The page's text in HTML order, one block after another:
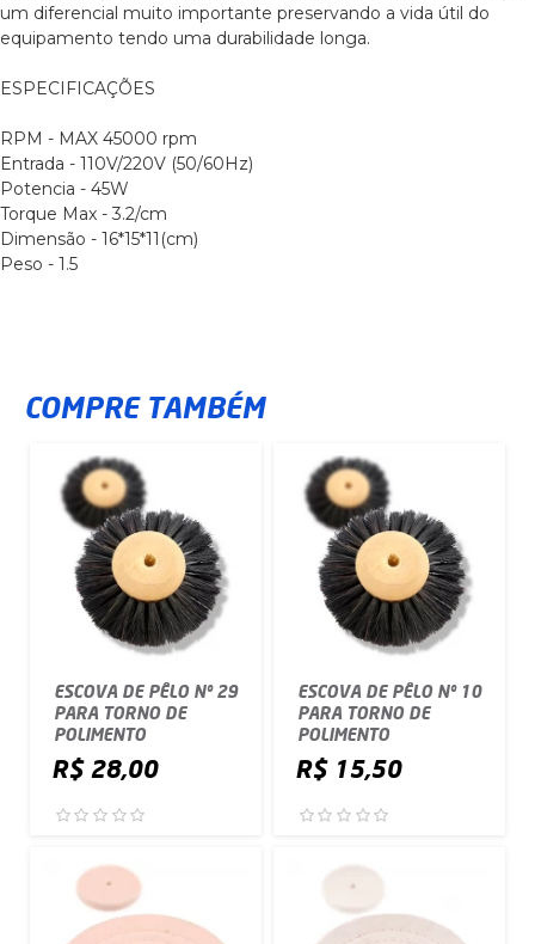
um diferencial muito importante preservando a vida útil do
equipamento tendo uma durabilidade longa.
ESPECIFICAÇÕES
RPM - MAX 45000 rpm
Entrada - 110V/220V (50/60Hz)
Potencia - 45W
Torque Max - 3.2/cm
Dimensão - 16*15*11(cm)
Peso - 1.5
COMPRE TAMBÉM
ESCOVA DE PÊLO Nº 29
PARA TORNO DE
POLIMENTO
R$ 28,00
ESCOVA DE PÊLO Nº 10
PARA TORNO DE
POLIMENTO
R$ 15,50